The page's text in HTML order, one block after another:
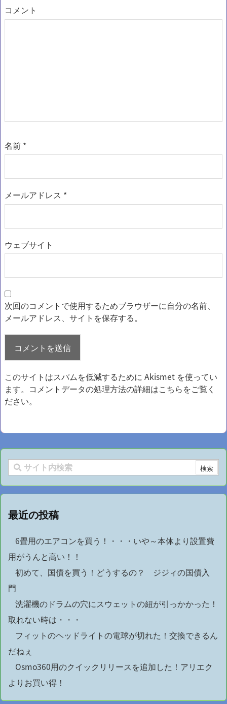
コメント
名前 *
メールアドレス *
ウェブサイト
次回のコメントで使用するためブラウザーに自分の名前、
メールアドレス、サイトを保存する。
このサイトはスパムを低減するために Akismet を使ってい
ます。 コメントデータの処理方法の詳細はこちらをご覧く
ださい。
最近の投稿
6畳用のエアコンを買う！・・・いや～本体より設置費
用がうんと高い！！
初めて、国債を買う！どうするの？ ジジィの国債入
門
洗濯機のドラムの穴にスウェットの紐が引っかかった！
取れない時は・・・
フィットのヘッドライトの電球が切れた！交換できるん
だねぇ
Osmo360用のクイックリリースを追加した！アリエク
よりお買い得！